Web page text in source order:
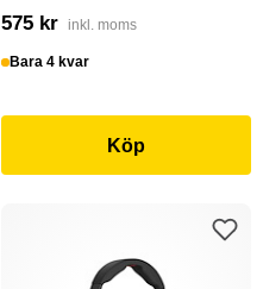
575 kr inkl. moms
Bara 4 kvar
Köp